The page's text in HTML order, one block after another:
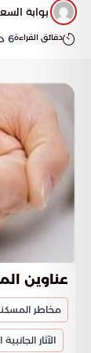
بوابة
دقائق القراءة6
عناوين
الآثار